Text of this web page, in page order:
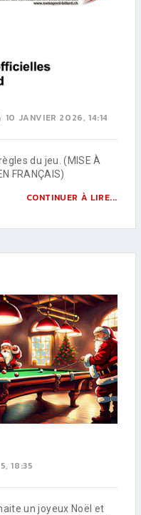
10 JANVIER 2026, 14:14
du jeu. (MISE À
FRANÇAIS)
CONTINUER À LIRE...
18:35
un joyeux Noël et